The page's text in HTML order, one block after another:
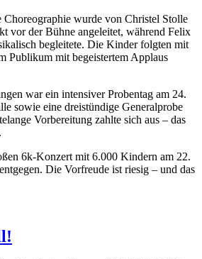
wurde von Christel Stolle
vor der Bühne angeleitet, während Felix
begleitete. Die Kinder folgten mit
Publikum mit begeistertem Applaus
war ein intensiver Probentag am 24.
sowie eine dreistündige Generalprobe
Vorbereitung zahlte sich aus – das
6k-Konzert mit 6.000 Kindern am 22.
Die Vorfreude ist riesig – und das